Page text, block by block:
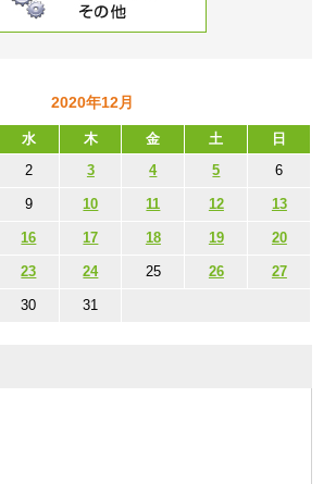
2020年12月
水 木 金 土
日
2 3 4 5 6
9 10 11 12 13
16 17 18 19 20
23 24 25 26 27
30
31